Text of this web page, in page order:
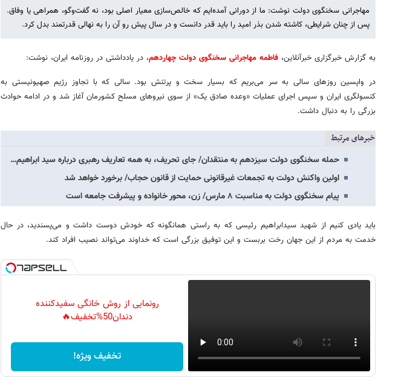
مهاجرانی سخنگوی دولت نوشت: ما از دورانی آمده‌ایم که خالص‌سازی معیار اصلی بود، نه گفت‌وگو، همراهی یا وفاق.
پس از چنان شرایطی، کاشته شدن بذر امید را باید قدر دانست و در سال پیش رو آن را به نهالی قدرتمند بدل کرد.
به گزارش خبرگزاری خبرآنلاین، فاطمه مهاجرانی سخنگوی دولت چهاردهم، در یادداشتی در روزنامه ایران، نوشت:
در واپسین روزهای سالی به سر می‌بریم که بسیار سخت و پرتنش بود. سالی که با تجاوز رژیم صهیونیستی به
کنسولگری ایران و سپس اجرای عملیات «وعده صادق یک» از سوی نیروهای مسلح کشورمان آغاز شد و در ادامه حوادث
بزرگی را به دنبال داشت.
خبرهای مرتبط
حمله سخنگوی دولت سیزدهم به منتقدان/ جای تحریف، به همه تعاریف رهبری درباره سید ابراهیم…
اولین واکنش دولت به تجمعات غیرقانونی حمایت از قانون حجاب/ برخورد خواهد شد
پیام سخنگوی دولت به مناسبت ۸ مارس/ زن، محور خانواده و پیشرفت جامعه است
باید یادی کنیم از شهید سیدابراهیم رئیسی که به راستی همانگونه که خودش دوست داشت و می‌پسندید، در حال
خدمت به مردم از این جهان رخت بربست و این توفیق بزرگی است که خداوند می‌تواند نصیب افراد کند.
رونمایی از روش خانگی سفیدکننده
دندان50%تخفیف🔥
تخفیف ویژه!